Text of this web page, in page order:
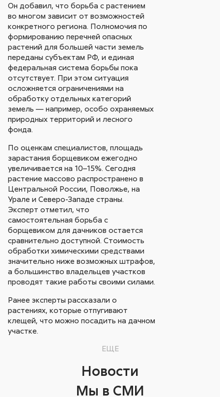
Он добавил, что борьба с растением
во многом зависит от возможностей
конкретного региона. Полномочия по
формированию перечней опасных
растений для большей части земель
переданы субъектам РФ, и единая
федеральная система борьбы пока
отсутствует. При этом ситуация
осложняется ограничениями на
обработку отдельных категорий
земель — например, особо охраняемых
природных территорий и лесного
фонда.
По оценкам специалистов, площадь
зарастания борщевиком ежегодно
увеличивается на 10–15%. Сегодня
растение массово распространено в
Центральной России, Поволжье, на
Урале и Северо-Западе страны.
Эксперт отметил, что
самостоятельная борьба с
борщевиком для дачников остается
сравнительно доступной. Стоимость
обработки химическими средствами
значительно ниже возможных штрафов,
а большинство владельцев участков
проводят такие работы своими силами.
Ранее эксперты рассказали о
растениях, которые отпугивают
клещей, что можно посадить на дачном
участке.
ЕЩЕ
Новости
Мы в СМИ